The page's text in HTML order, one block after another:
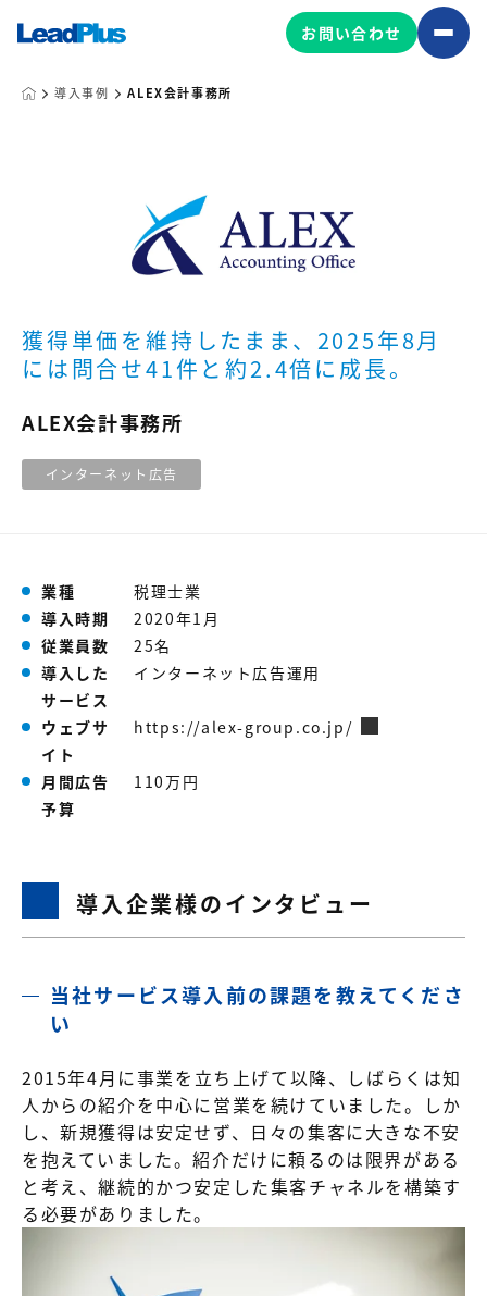
MA/CRM/SFA導入・運用
コンテンツ制作
マーケティング基盤
マーケティング基盤の製品
サイトアクセス解析ダッシュ
ボード
HubSpot導入・運用
【店舗型ビジネス向け】エリ
グ
サービス
広告プロモーションの製品
【クリニック向け】新規集患
Web広告サービス
【歯科業界向け】新規集患
【塾・個別塾業界向け】新規
集客Web広告パッケージ
お問い合わせ
導入事例 ALEX会計事務所
獲得単価を維持したまま、2025年8月
には問合せ41件と約2.4倍に成長。
ALEX会計事務所
インターネット広告
業種
税理士業
導入時期
2020年1月
従業員数
25名
導入した
サービス
インターネット広告運用
ウェブサ
イト
https://alex-group.co.jp/
月間広告
予算
110万円
導入企業様のインタビュー
当社サービス導入前の課題を教えてくださ
い
2015年4月に事業を立ち上げて以降、しばらくは知
人からの紹介を中心に営業を続けていました。しか
し、新規獲得は安定せず、日々の集客に大きな不安
を抱えていました。紹介だけに頼るのは限界がある
と考え、継続的かつ安定した集客チャネルを構築す
る必要がありました。